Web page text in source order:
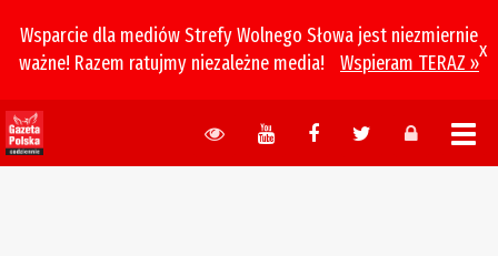
Wsparcie dla mediów Strefy Wolnego Słowa jest niezmiernie
ważne! Razem ratujmy niezależne media!
Wspieram TERAZ »
x